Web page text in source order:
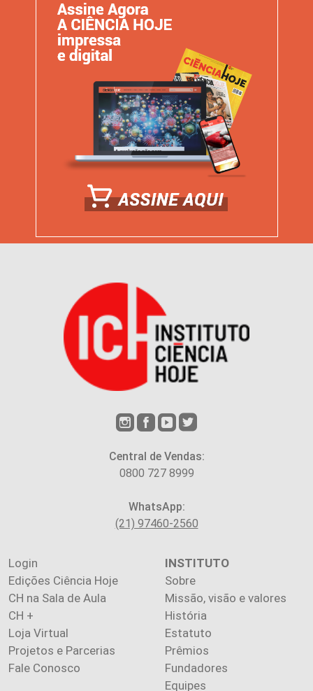
Central de Vendas:
0800 727 8999
WhatsApp:
(21) 97460-2560
Login
Edições Ciência Hoje
CH na Sala de Aula
CH +
Loja Virtual
Projetos e Parcerias
Fale Conosco
INSTITUTO
Sobre
Missão, visão e valores
História
Estatuto
Prêmios
Fundadores
Equipes